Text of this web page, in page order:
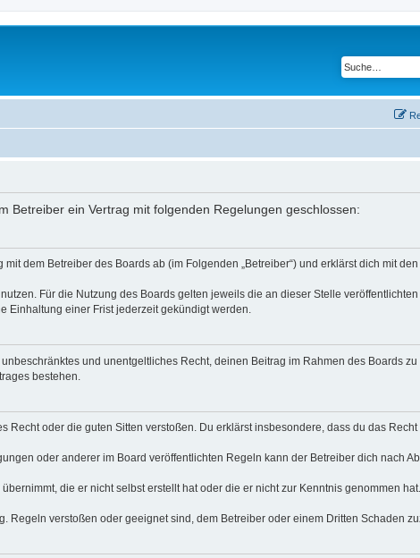
Betreiber ein Vertrag mit folgenden Regelungen geschlossen:
dem Betreiber des Boards ab (im Folgenden „Betreiber“) und erklärst dich mit
Für die Nutzung des Boards gelten jeweils die an dieser Stelle
Einhaltung einer Frist jederzeit gekündigt werden.
und unentgeltliches Recht, deinen Beitrag im Rahmen des Boards zu
bestehen.
oder die guten Sitten verstoßen. Du erklärst insbesondere, dass du das
oder anderer im Board veröffentlichten Regeln kann der Betreiber dich nach
die er nicht selbst erstellt hat oder die er nicht zur Kenntnis genommen
verstoßen oder geeignet sind, dem Betreiber oder einem Dritten Schaden